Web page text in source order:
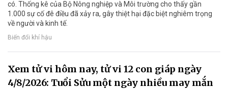
có. Thống kê của Bộ Nông nghiệp và Môi trường cho thấy gần
1.000 sự cố đê điều đã xảy ra, gây thiệt hại đặc biệt nghiêm trọng
về người và kinh tế.
Biến đổi khí hậu
Xem tử vi hôm nay, tử vi 12 con giáp ngày
4/8/2026: Tuổi Sửu một ngày nhiều may mắn